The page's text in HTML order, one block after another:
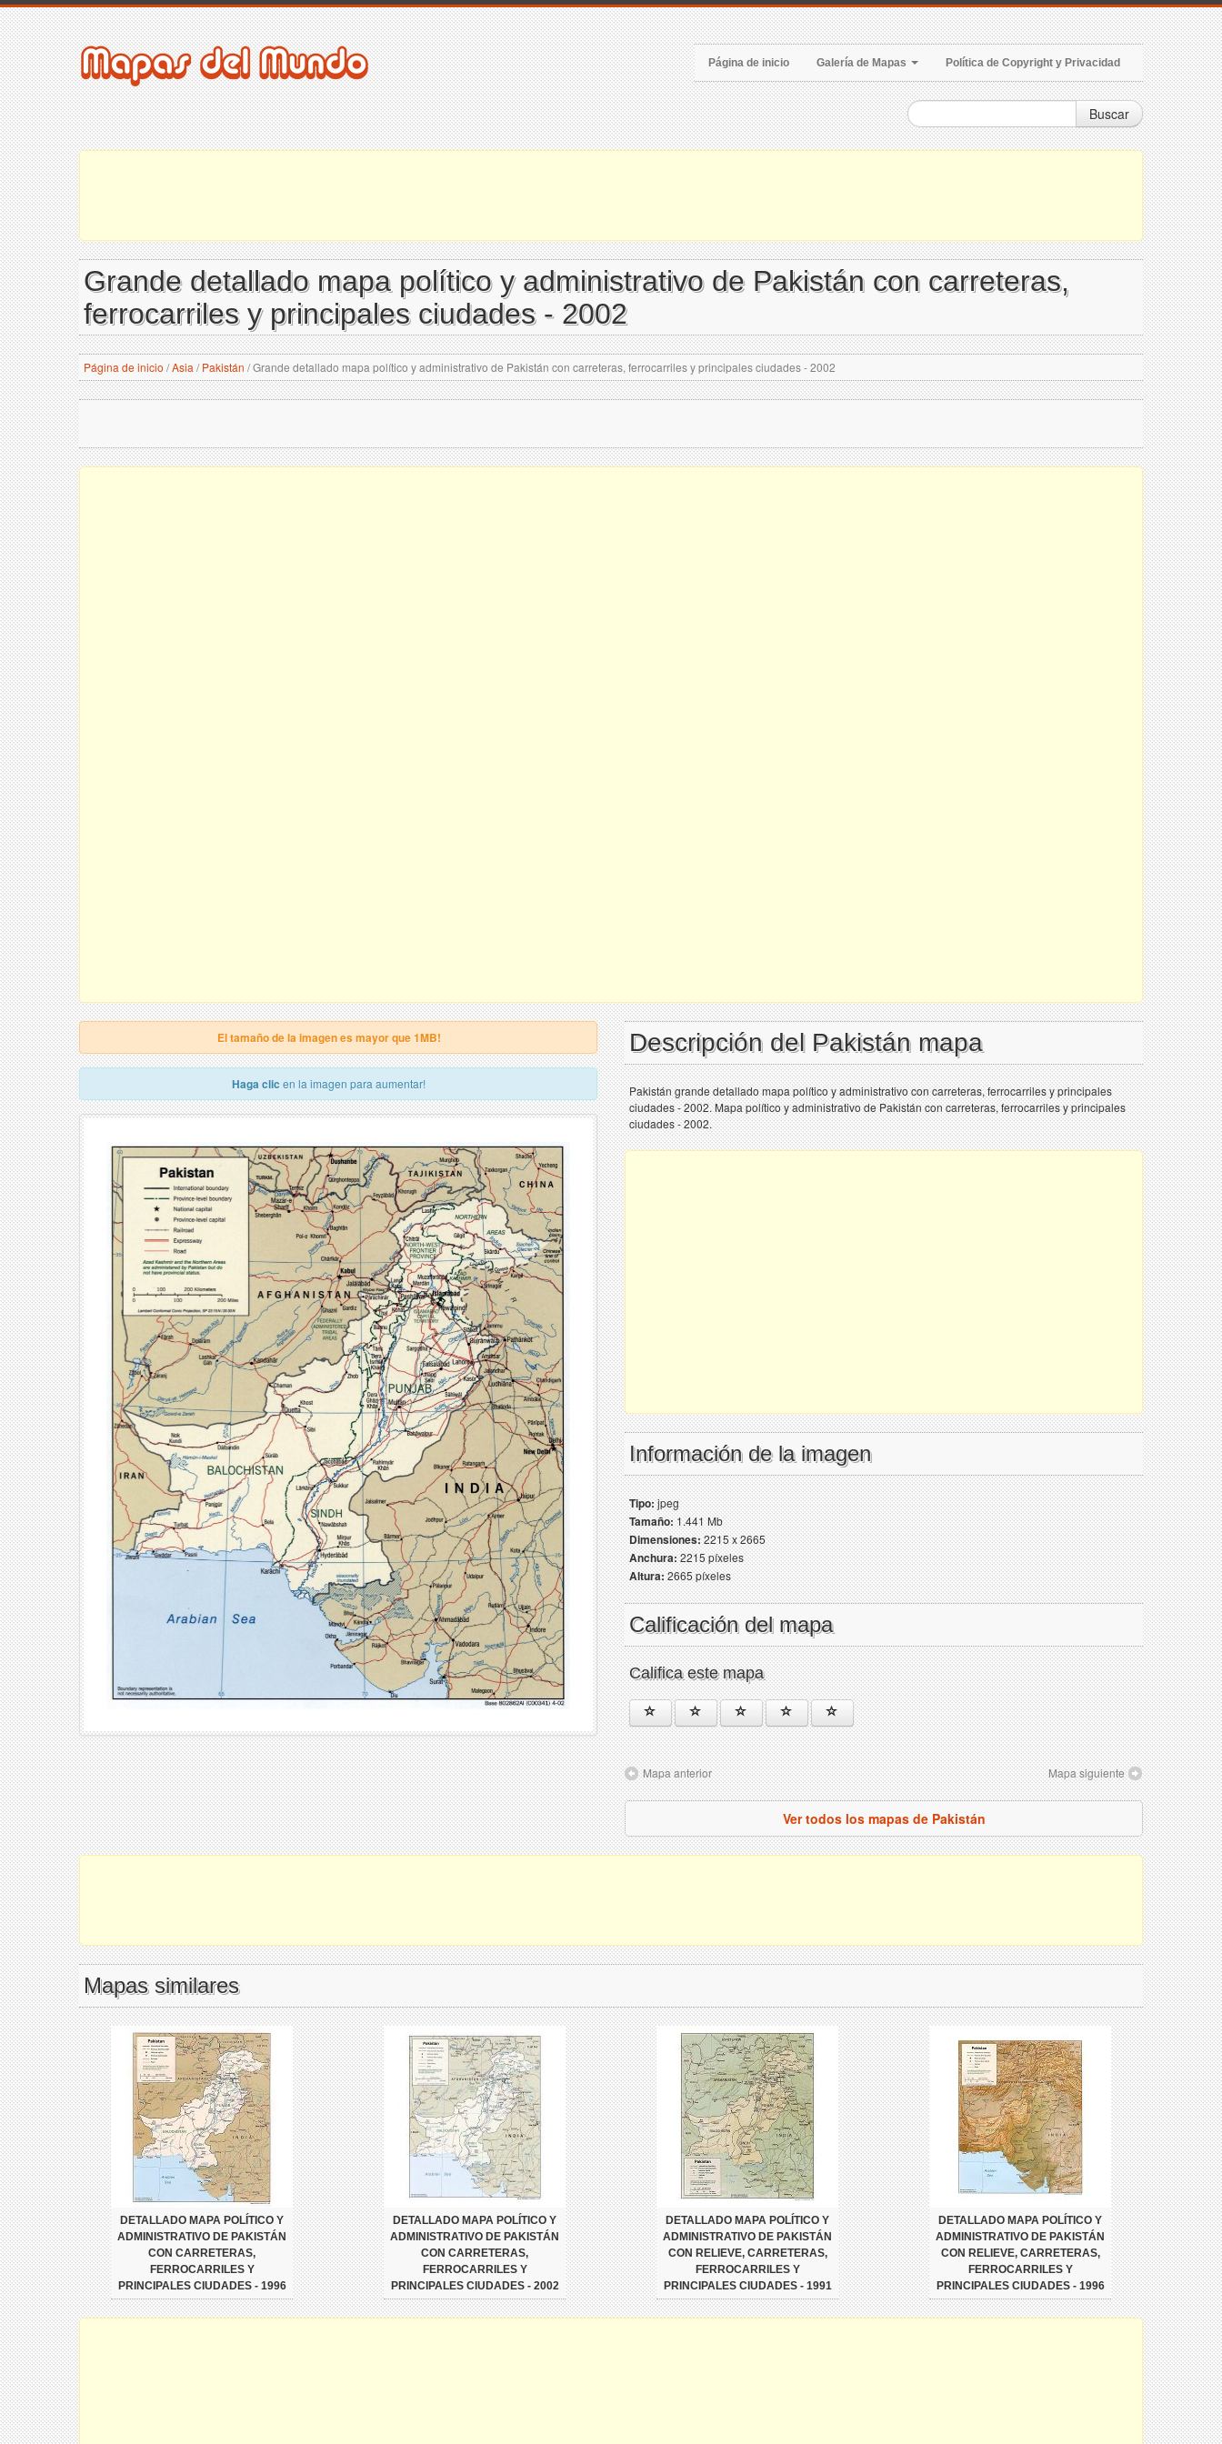
Página de inicio Galería de Mapas Política de Copyright y Privacidad
Buscar
Grande detallado mapa político y administrativo de Pakistán con carreteras,
ferrocarriles y principales ciudades - 2002
Página de inicio /Asia / Pakistán /Grande detallado mapa político y administrativo de Pakistán con carreteras, ferrocarriles y principales ciudades - 2002
El tamaño de la imagen es mayor que 1MB!
Haga clic en la imagen para aumentar!
Descripción del Pakistán mapa
Pakistán grande detallado mapa político y administrativo con carreteras, ferrocarriles y principales
ciudades - 2002. Mapa político y administrativo de Pakistán con carreteras, ferrocarriles y principales
ciudades - 2002.
Información de la imagen
Tipo:jpeg
Tamaño:1.441 Mb
Dimensiones:2215 x 2665
Anchura:2215 píxeles
Altura:2665 píxeles
Calificación del mapa
Califica este mapa
Mapa anterior Mapa siguiente
Ver todos los mapas de Pakistán
Mapas similares
DETALLADO MAPA POLÍTICO Y
ADMINISTRATIVO DE PAKISTÁN
CON CARRETERAS,
FERROCARRILES Y
PRINCIPALES CIUDADES - 1996
DETALLADO MAPA POLÍTICO Y
ADMINISTRATIVO DE PAKISTÁN
CON CARRETERAS,
FERROCARRILES Y
PRINCIPALES CIUDADES - 2002
DETALLADO MAPA POLÍTICO Y
ADMINISTRATIVO DE PAKISTÁN
CON RELIEVE, CARRETERAS,
FERROCARRILES Y
PRINCIPALES CIUDADES - 1991
DETALLADO MAPA POLÍTICO Y
ADMINISTRATIVO DE PAKISTÁN
CON RELIEVE, CARRETERAS,
FERROCARRILES Y
PRINCIPALES CIUDADES - 1996